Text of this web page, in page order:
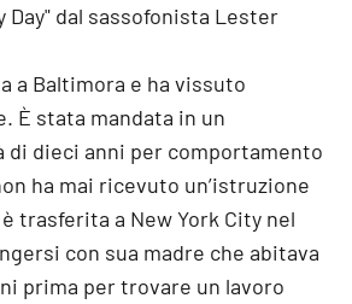
Day" dal sassofonista Lester
a Baltimora e ha vissuto
È stata mandata in un
di dieci anni per comportamento
ha mai ricevuto un’istruzione
trasferita a New York City nel
con sua madre che abitava
prima per trovare un lavoro